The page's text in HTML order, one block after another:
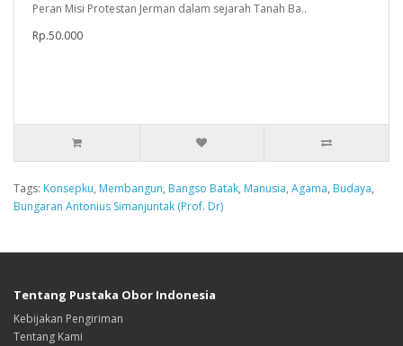
Peran Misi Protestan Jerman dalam sejarah Tanah Ba..
Rp.50.000
Tags: Konsepku, Membangun, Bangso Batak, Manusia, Agama, Budaya,
Bungaran Antonius Simanjuntak (Prof. Dr)
Tentang Pustaka Obor Indonesia
Kebijakan Pengiriman
Tentang Kami